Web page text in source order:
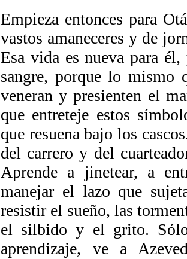
Empieza entonces para
vastos amaneceres y de
Esa vida es nueva para
sangre, porque lo mismo
veneran y presienten el
que entreteje estos
que resuena bajo los
del carrero y del
Aprende a jinetear, a
manejar el lazo que
resistir el sueño, las
el silbido y el grito.
aprendizaje, ve a